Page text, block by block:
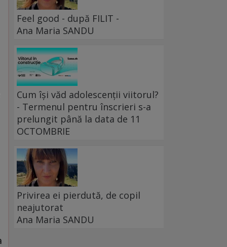
Feel good - după FILIT -
Ana Maria SANDU
Cum își văd adolescenții viitorul?
- Termenul pentru înscrieri s-a
prelungit până la data de 11
OCTOMBRIE
Privirea ei pierdută, de copil
neajutorat
Ana Maria SANDU